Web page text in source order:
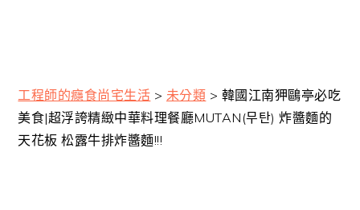
工程師的癮食尚宅生活 > 未分類 > 韓國江南狎鷗亭必吃
美食|超浮誇精緻中華料理餐廳MUTAN(무탄) 炸醬麵的
天花板 松露牛排炸醬麵!!!